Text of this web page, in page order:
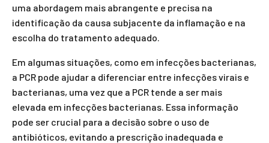
uma abordagem mais abrangente e precisa na
identificação da causa subjacente da inflamação e na
escolha do tratamento adequado.
Em algumas situações, como em infecções bacterianas,
a PCR pode ajudar a diferenciar entre infecções virais e
bacterianas, uma vez que a PCR tende a ser mais
elevada em infecções bacterianas. Essa informação
pode ser crucial para a decisão sobre o uso de
antibióticos, evitando a prescrição inadequada e